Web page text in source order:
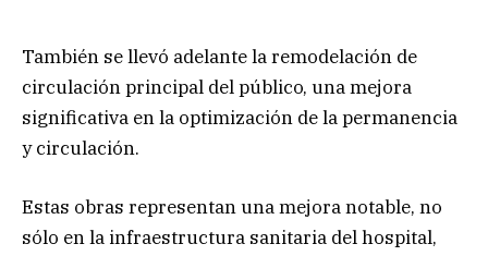
También se llevó adelante la remodelación de
circulación principal del público, una mejora
significativa en la optimización de la permanencia
y circulación.
Estas obras representan una mejora notable, no
sólo en la infraestructura sanitaria del hospital,